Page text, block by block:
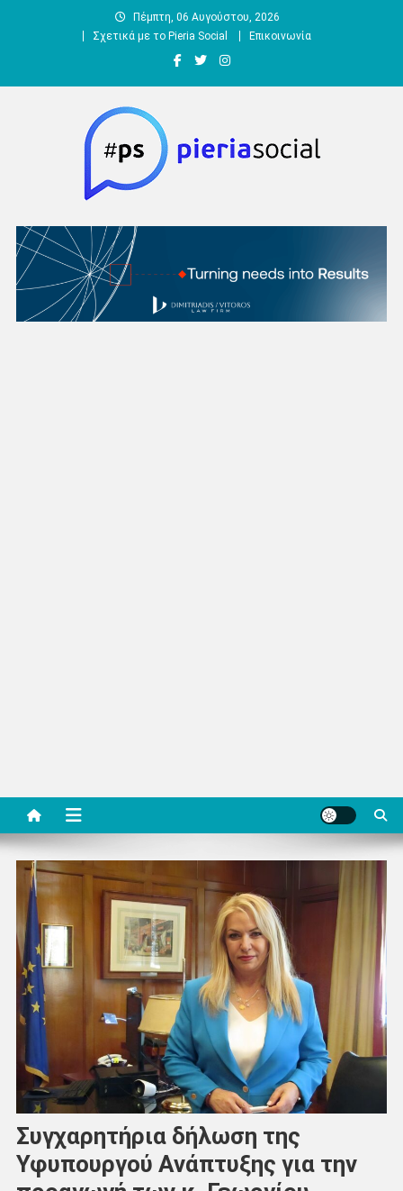
Πέμπτη, 06 Αυγούστου, 2026
Σχετικά με το Pieria Social
Επικοινωνία
Pieria Social
Συγχαρητήρια δήλωση της
Υφυπουργού Ανάπτυξης για την